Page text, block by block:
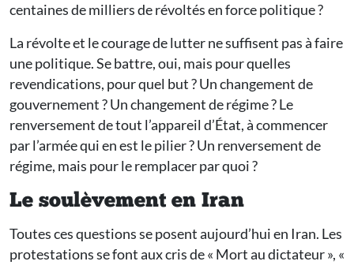
centaines de milliers de révoltés en force politique ?
La révolte et le courage de lutter ne suffisent pas à faire
une politique. Se battre, oui, mais pour quelles
revendications, pour quel but ? Un changement de
gouvernement ? Un changement de régime ? Le
renversement de tout l’appareil d’État, à commencer
par l’armée qui en est le pilier ? Un renversement de
régime, mais pour le remplacer par quoi ?
Le soulèvement en Iran
Toutes ces questions se posent aujourd’hui en Iran. Les
protestations se font aux cris de « Mort au dictateur », «